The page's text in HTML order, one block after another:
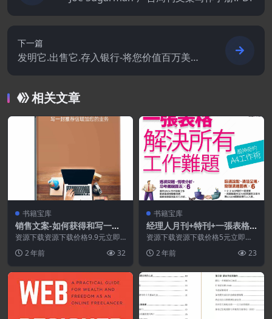
下一篇
发明它.出售它.存入银行-将您价值百万美元
的想法变成现实.PDF
相关文章
书籍宝库
销售文案-如何获得和写一封
推荐信增加您的业务
资源下载资源下载价格9.9元立即
资源永久更新资源!...
2 年前 32
书籍宝库
经理人月刊+特刊+一張表格
解決所有工作難題.PDF
资源下载资源下载价格5元立即购
源永久更新资源!一般...
2 年前 23